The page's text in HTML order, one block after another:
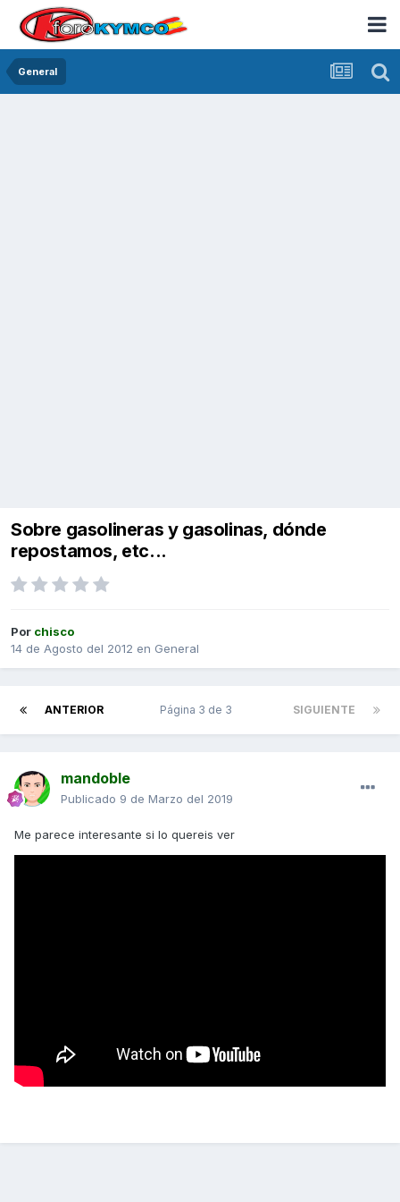
General
Sobre gasolineras y gasolinas, dónde
repostamos, etc...
Por chisco
14 de Agosto del 2012 en General
ANTERIOR SIGUIENTE
Página 3 de 3
mandoble
Publicado 9 de Marzo del 2019
Me parece interesante si lo quereis ver